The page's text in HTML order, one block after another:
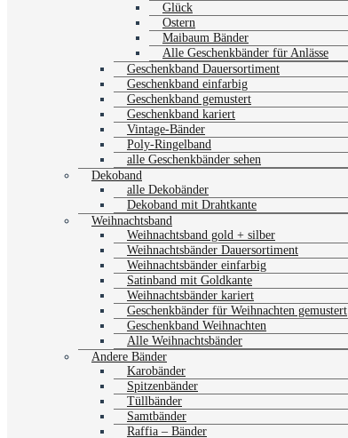
Glück
Ostern
Maibaum Bänder
Alle Geschenkbänder für Anlässe
Geschenkband Dauersortiment
Geschenkband einfarbig
Geschenkband gemustert
Geschenkband kariert
Vintage-Bänder
Poly-Ringelband
alle Geschenkbänder sehen
Dekoband
alle Dekobänder
Dekoband mit Drahtkante
Weihnachtsband
Weihnachtsband gold + silber
Weihnachtsbänder Dauersortiment
Weihnachtsbänder einfarbig
Satinband mit Goldkante
Weihnachtsbänder kariert
Geschenkbänder für Weihnachten gemustert
Geschenkband Weihnachten
Alle Weihnachtsbänder
Andere Bänder
Karobänder
Spitzenbänder
Tüllbänder
Samtbänder
Raffia – Bänder